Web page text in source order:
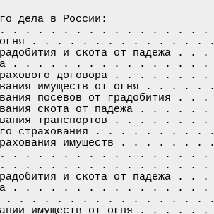
дела в России:
. . . . . . . . . . . . . . . .
от огня . . . . . . . . . . . .
градобития и скота от
договора . . . . . . . . . . . . .
страхового договора . . .
имуществ от огня .
посевов от
скота от падежа .
транспортов . . .
страхования . . . . .
страхования имуществ . . .
. . . . . . . . . . . . . . . . .
. . . . . . . . . . . . . .
градобития и скота от
договора . . . . . . . . . . . . .
стороны . . . . . . . . . . . . . .
имуществ от огня .